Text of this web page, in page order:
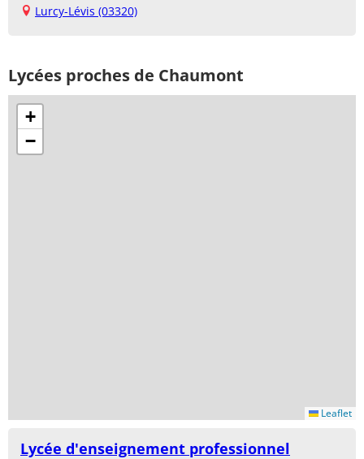
Lurcy-Lévis (03320)
Lycées proches de Chaumont
+
−
Leaflet
Lycée d'enseignement professionnel